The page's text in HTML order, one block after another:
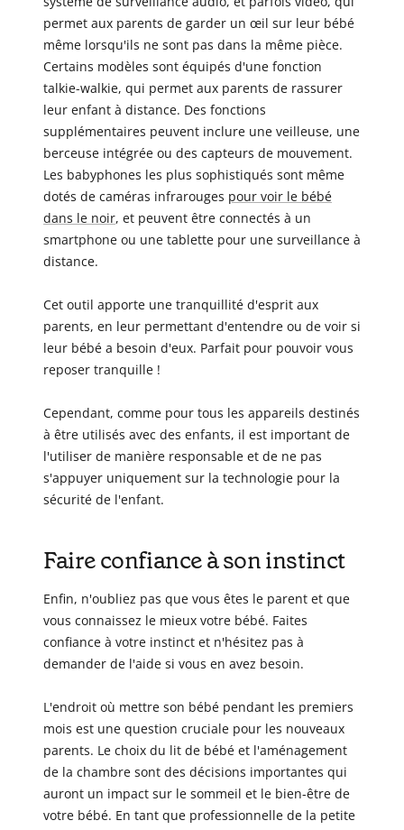
permet aux parents de garder un œil sur leur bébé
même lorsqu'ils ne sont pas dans la même pièce.
Certains modèles sont équipés d'une fonction
talkie-walkie, qui permet aux parents de rassurer
leur enfant à distance. Des fonctions
supplémentaires peuvent inclure une veilleuse, une
berceuse intégrée ou des capteurs de mouvement.
Les babyphones les plus sophistiqués sont même
dotés de caméras infrarouges pour voir le bébé
dans le noir, et peuvent être connectés à un
smartphone ou une tablette pour une surveillance à
distance.
Cet outil apporte une tranquillité d'esprit aux
parents, en leur permettant d'entendre ou de voir si
leur bébé a besoin d'eux. Parfait pour pouvoir vous
reposer tranquille !
Cependant, comme pour tous les appareils destinés
à être utilisés avec des enfants, il est important de
l'utiliser de manière responsable et de ne pas
s'appuyer uniquement sur la technologie pour la
sécurité de l'enfant.
Faire confiance à son instinct
Enfin, n'oubliez pas que vous êtes le parent et que
vous connaissez le mieux votre bébé. Faites
confiance à votre instinct et n'hésitez pas à
demander de l'aide si vous en avez besoin.
L'endroit où mettre son bébé pendant les premiers
mois est une question cruciale pour les nouveaux
parents. Le choix du lit de bébé et l'aménagement
de la chambre sont des décisions importantes qui
auront un impact sur le sommeil et le bien-être de
votre bébé. En tant que professionnelle de la petite